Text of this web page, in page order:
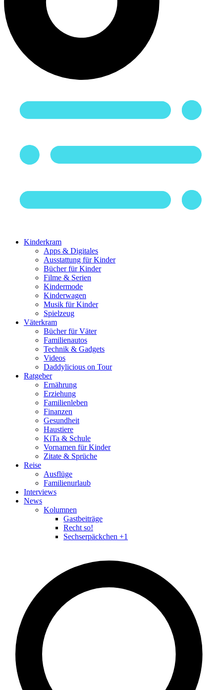
Kinderkram
Apps & Digitales
Ausstattung für Kinder
Bücher für Kinder
Filme & Serien
Kindermode
Kinderwagen
Musik für Kinder
Spielzeug
Väterkram
Bücher für Väter
Familienautos
Technik & Gadgets
Videos
Daddylicious on Tour
Ratgeber
Ernährung
Erziehung
Familienleben
Finanzen
Gesundheit
Haustiere
KiTa & Schule
Vornamen für Kinder
Zitate & Sprüche
Reise
Ausflüge
Familienurlaub
Interviews
News
Kolumnen
Gastbeiträge
Recht so!
Sechserpäckchen +1